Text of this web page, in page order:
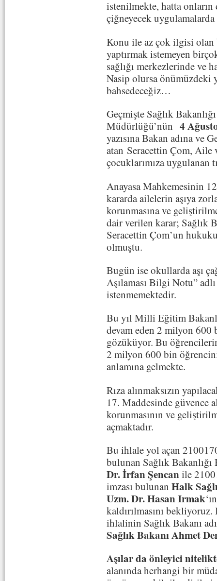
istenilmekte, hatta
çiğneyecek
Konu ile az çok ilgisi olan
yaptırmak istemeyen
sağlığı merkezlerinde ve
Nasip olursa önümüzdeki
bahsedeceğiz…
Geçmişte Sağlık
Müdürlüğü’nün 4
yazısına Bakan adına
atan Seracettin Çom, Aile
çocuklarımıza uygulanan
Anayasa Mahkemesinin
kararda ailelerin aşıya
korunmasına ve
dair verilen karar; Sağlık
Seracettin Çom’un
olmuştu.
Bugün ise okullarda aşı
Aşılaması Bilgi Notu”
istenmemektedir.
Bu yıl Milli Eğitim
devam eden 2 milyon 600
gözüküyor. Bu
2 milyon 600 bin
anlamına gelmekte.
Rıza alınmaksızın
17. Maddesinde güvence
korunmasının ve
açmaktadır.
Bu ihlale yol açan
bulunan Sağlık
Dr. İrfan Şencanile
imzası bulunan Halk
Uzm. Dr. Hasan Irmak
kaldırılmasını
ihlalinin Sağlık Bakanı
Sağlık Bakanı Ahmet
Aşılar da önleyici
alanında herhangi bir